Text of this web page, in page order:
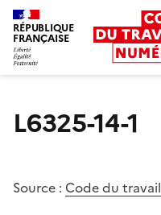
RÉPUBLIQUE
FRANÇAISE
L6325-14-1
Source : Code du travail